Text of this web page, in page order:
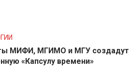
МИФИ, МГИМО и МГУ создадут
«Капсулу времени»